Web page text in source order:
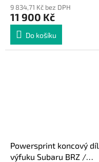
9 834,71 Kč bez DPH
11 900 Kč
Do košíku
Powersprint koncový díl
výfuku Subaru BRZ /